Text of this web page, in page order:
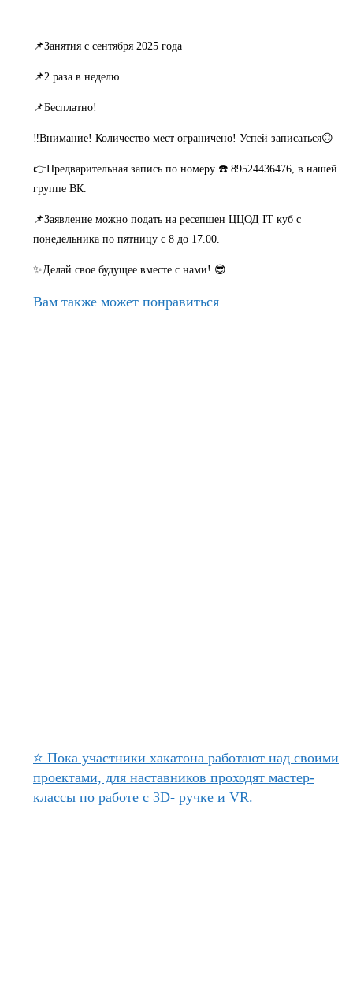
📌Занятия с сентября 2025 года
📌2 раза в неделю
📌Бесплатно!
‼️Внимание! Количество мест ограничено! Успей записаться🙃
👉Предварительная запись по номеру ☎️ 89524436476, в нашей
группе ВК.
📌Заявление можно подать на ресепшен ЦЦОД IT куб с
понедельника по пятницу с 8 до 17.00.
✨Делай свое будущее вместе с нами! 😎
Вам также может понравиться
⭐ Пока участники хакатона работают над своими
проектами, для наставников проходят мастер-
классы по работе с 3D- ручке и VR.